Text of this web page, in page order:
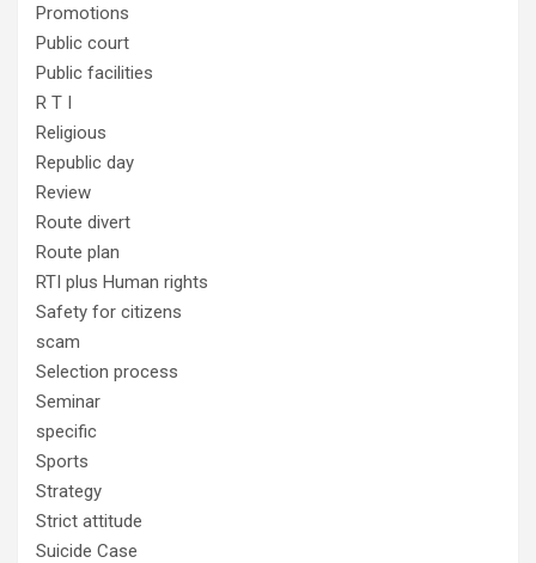
Promotions
Public court
Public facilities
R T I
Religious
Republic day
Review
Route divert
Route plan
RTI plus Human rights
Safety for citizens
scam
Selection process
Seminar
specific
Sports
Strategy
Strict attitude
Suicide Case